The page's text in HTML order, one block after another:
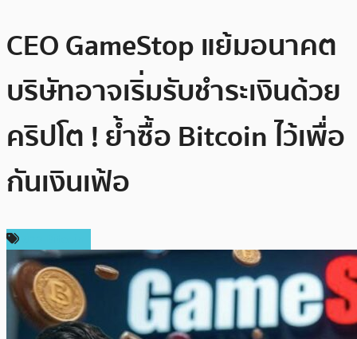
CEO GameStop แย้มอนาคต
บริษัทอาจเริ่มรับชำระเงินด้วย
คริปโต ! ย้ำซื้อ Bitcoin ไว้เพื่อ
กันเงินเฟ้อ